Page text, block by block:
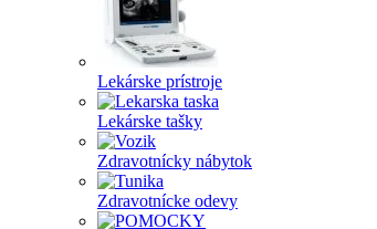
Lekárske prístroje
Lekárske tašky
Zdravotnícky nábytok
Zdravotnícke odevy